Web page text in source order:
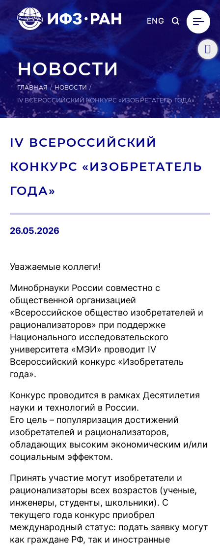
ENG
НОВОСТИ
ГЛАВНАЯ
НОВОСТИ
IV ВСЕРОССИЙСКИЙ КОНКУРС «ИЗОБРЕТАТЕЛЬ ГОДА»
IV ВСЕ­РОС­СИЙ­СКИЙ
КОНКУРС «ИЗОБ­РЕ­ТАТЕЛЬ
ГОДА»
26.05.2026
Уважаемые коллеги!
Минобрнауки России совместно с
общественной организацией
«Всероссийское общество изобретателей и
рационализаторов» при поддержке
Национального исследовательского
университета «МЭИ» проводит IV
Всероссийский конкурс «Изобретатель
года».
Конкурс проводится в рамках Десятилетия
науки и технологий в России.
Его цель – популяризация достижений
изобретателей и рационализаторов,
обладающих высоким экономическим и/или
социальным эффектом.
Принять участие могут изобретатели и
рационализаторы всех возрастов (ученые,
инженеры, студенты, школьники). С
текущего года конкурс приобрел
международный статус: подать заявку могут
как граждане РФ, так и иностранные